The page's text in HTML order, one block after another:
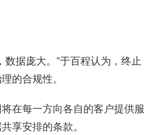
据庞大。”于百程认为，终
的合规性。
在每一方向各自的客户提供
享安排的条款。